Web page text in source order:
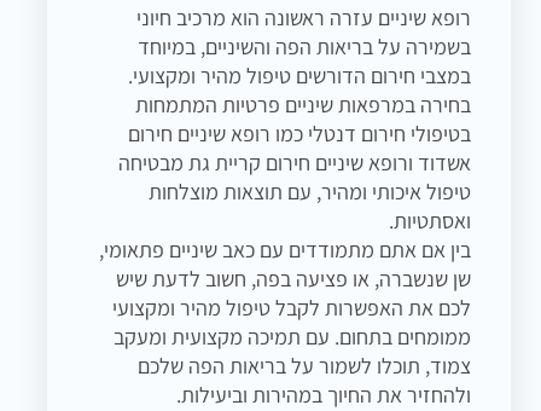
רופא שיניים עזרה ראשונה הוא מרכיב חיוני
בשמירה על בריאות הפה והשיניים, במיוחד
במצבי חירום הדורשים טיפול מהיר ומקצועי.
בחירה במרפאות שיניים פרטיות המתמחות
בטיפולי חירום דנטלי כמו רופא שיניים חירום
אשדוד ורופא שיניים חירום קריית גת מבטיחה
טיפול איכותי ומהיר, עם תוצאות מוצלחות
ואסתטיות.
בין אם אתם מתמודדים עם כאב שיניים פתאומי,
שן שנשברה, או פציעה בפה, חשוב לדעת שיש
לכם את האפשרות לקבל טיפול מהיר ומקצועי
ממומחים בתחום. עם תמיכה מקצועית ומעקב
צמוד, תוכלו לשמור על בריאות הפה שלכם
ולהחזיר את החיוך במהירות וביעילות.